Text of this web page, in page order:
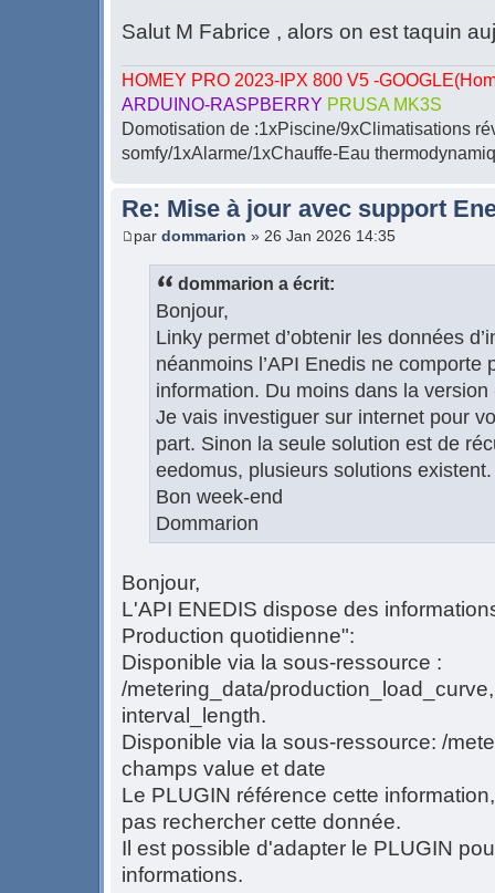
Salut M Fabrice , alors on est taquin
HOMEY PRO 2023-IPX 800 V5 -
ARDUINO-RASPBERRY PRUSA MK3S
Domotisation de :1xPiscine/9xClimatisations
somfy/1xAlarme/1xChauffe-Eau
Re: Mise à jour avec support
par dommarion » 26 Jan 2026 14:35
dommarion a écrit:
Bonjour,
Linky permet d’obtenir les données
néanmoins l’API Enedis ne comporte
information. Du moins dans la
Je vais investiguer sur internet pour
part. Sinon la seule solution est de
eedomus, plusieurs solutions existent.
Bon week-end
Dommarion
Bonjour,
L'API ENEDIS dispose des
Production quotidienne":
Disponible via la sous-ressource :
/metering_data/
interval_length.
Disponible via la sous-ressource: /
champs value et date
Le PLUGIN référence cette
pas rechercher cette donnée.
Il est possible d'adapter le PLUGIN
informations.